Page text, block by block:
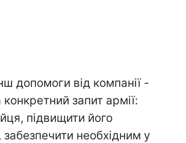
допомоги від компанії -
конкретний запит армії:
підвищити його
забезпечити необхідним у